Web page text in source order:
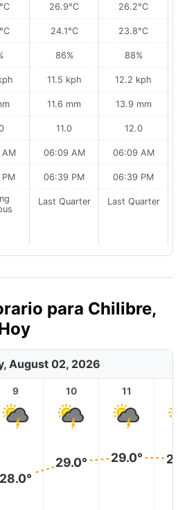
26.9°C
24.1°C
86%
11.5 kph
11.6 mm
11.0
06:09 AM
06:39 PM
Last Quarter
26.2°C
23.8°C
88%
12.2 kph
13.9 mm
12.0
06:09 AM
06:39 PM
Last Quarter
para Chilibre,
August 02, 2026
9
28.0°
10
29.0°
11
29.0°